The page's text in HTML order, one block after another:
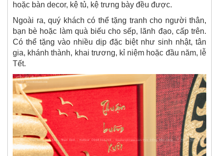
hoặc bàn decor, kệ tủ, kệ trưng bày đều được.
Ngoài ra, quý khách có thể tặng tranh cho người thân,
bạn bè hoặc làm quà biếu cho sếp, lãnh đạo, cấp trên.
Có thể tặng vào nhiều dịp đặc biệt như sinh nhật, tân
gia, khánh thành, khai trương, kỉ niệm hoặc đầu năm, lễ
Tết.